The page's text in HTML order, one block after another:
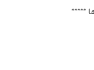
*****